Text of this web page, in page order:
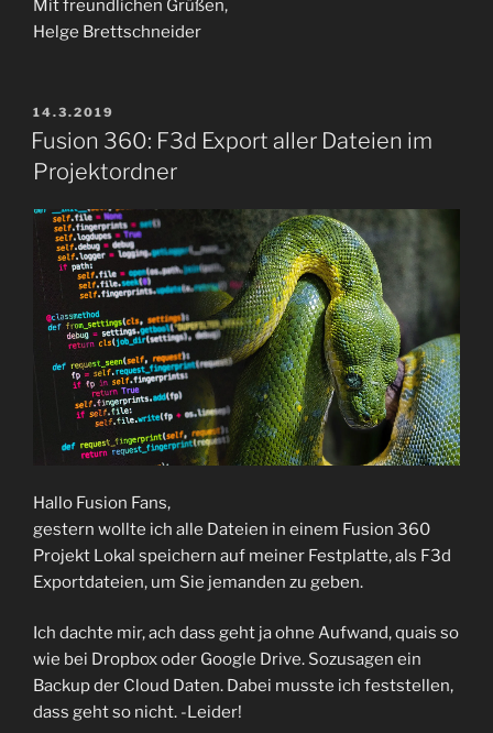
Mit freundlichen Grüßen,
Helge Brettschneider
VERÖFFENTLICHT
AM
14.3.2019
Fusion 360: F3d Export aller Dateien im
Projektordner
Hallo Fusion Fans,
gestern wollte ich alle Dateien in einem Fusion 360
Projekt Lokal speichern auf meiner Festplatte, als F3d
Exportdateien, um Sie jemanden zu geben.
Ich dachte mir, ach dass geht ja ohne Aufwand, quais so
wie bei Dropbox oder Google Drive. Sozusagen ein
Backup der Cloud Daten. Dabei musste ich feststellen,
dass geht so nicht. -Leider!